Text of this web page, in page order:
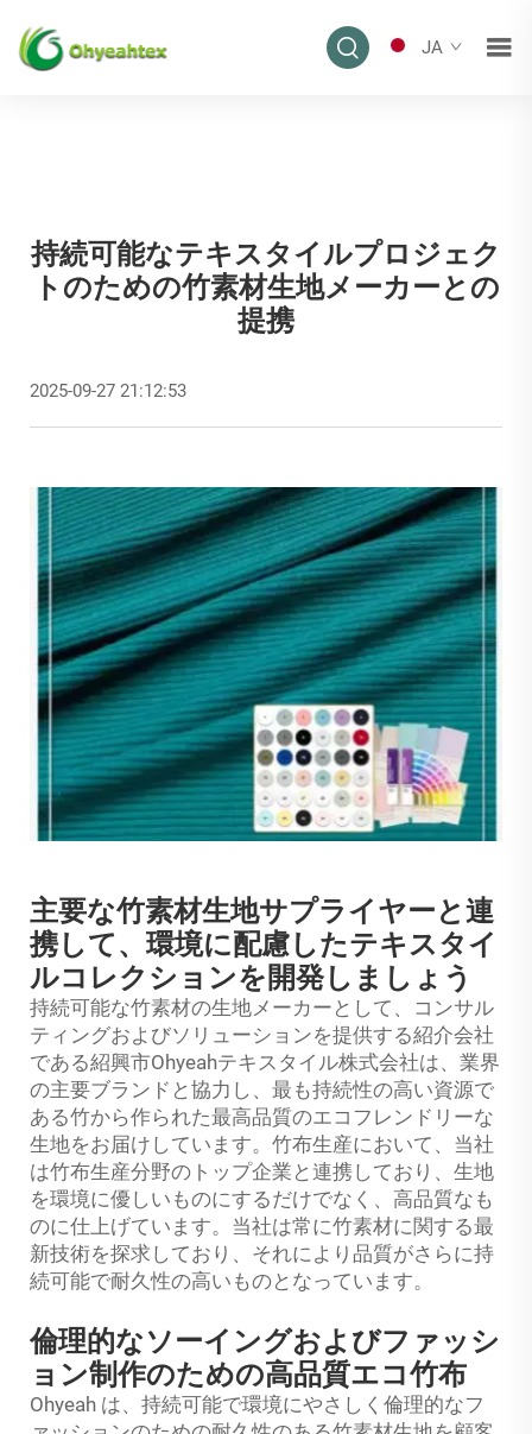
JA
持続可能なテキスタイルプロジェク
トのための竹素材生地メーカーとの
提携
2025-09-27 21:12:53
主要な竹素材生地サプライヤーと連
携して、環境に配慮したテキスタイ
ルコレクションを開発しましょう
持続可能な竹素材の生地メーカーとして、コンサル
ティングおよびソリューションを提供する紹介会社
である紹興市Ohyeahテキスタイル株式会社は、業界
の主要ブランドと協力し、最も持続性の高い資源で
ある竹から作られた最高品質のエコフレンドリーな
生地をお届けしています。竹布生産において、当社
は竹布生産分野のトップ企業と連携しており、生地
を環境に優しいものにするだけでなく、高品質なも
のに仕上げています。当社は常に竹素材に関する最
新技術を探求しており、それにより品質がさらに持
続可能で耐久性の高いものとなっています。
倫理的なソーイングおよびファッシ
ョン制作のための高品質エコ竹布
Ohyeah は、持続可能で環境にやさしく倫理的なフ